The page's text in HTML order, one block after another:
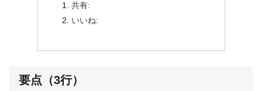
共有:
いいね:
要点（3行）